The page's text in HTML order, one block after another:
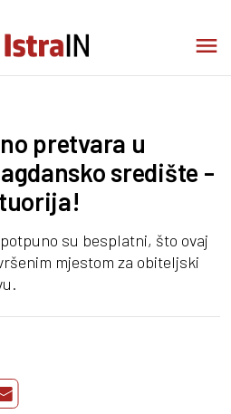
pretvara u
središte -
su besplatni, što ovaj
mjestom za obiteljski